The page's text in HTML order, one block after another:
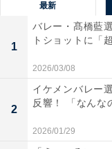
最新
1
バレー・髙橋藍
トショットに「
2026/03/08
2
イケメンバレー
反響！ 「なんな
2026/01/29